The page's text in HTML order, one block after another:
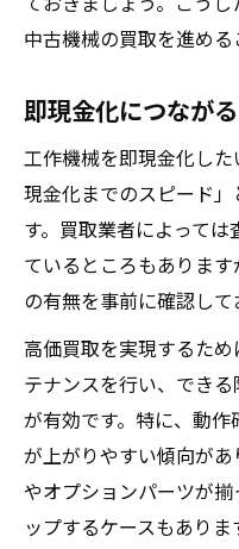
中古機械の買取を進める
即現金化につなが
工作機械を即現金化し
現金化までのスピード
す。買取業者によって
ているところもありま
の有無を事前に確認して
高価買取を実現するた
テナンスを行い、でき
が有効です。特に、動
が上がりやすい傾向が
やオプションパーツが
ップするケースもありま